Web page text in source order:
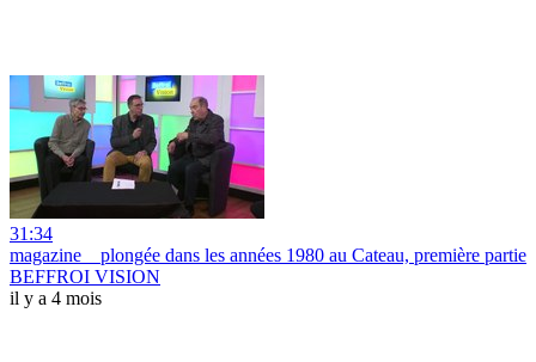
31:34
magazine _ plongée dans les années 1980 au Cateau, première partie
BEFFROI VISION
il y a 4 mois